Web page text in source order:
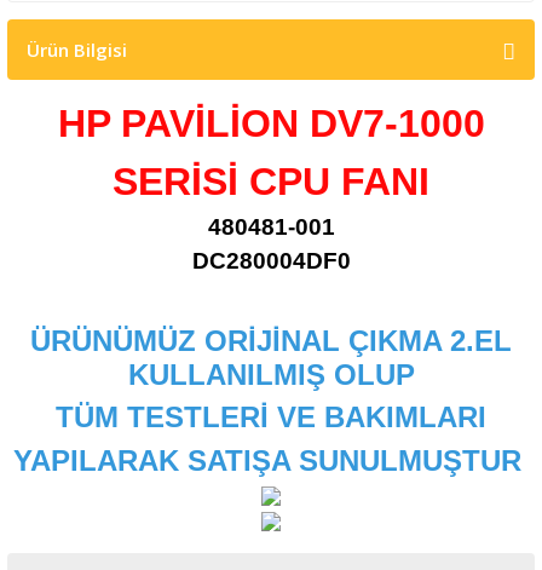
Ürün Bilgisi
HP PAVİLİON DV7-1000
SERİSİ CPU FANI
480481-001
DC280004DF0
ÜRÜNÜMÜZ ORİJİNAL ÇIKMA 2.EL
KULLANILMIŞ OLUP
TÜM TESTLERİ VE BAKIMLARI
YAPILARAK SATIŞA SUNULMUŞTUR